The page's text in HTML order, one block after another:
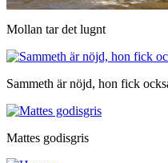
Mollan tar det lugnt
Sammeth är nöjd, hon fick
Mattes godisgris